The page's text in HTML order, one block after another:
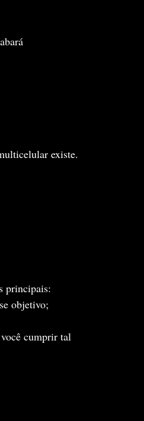
existe.
principais:
objetivo;
cumprir tal